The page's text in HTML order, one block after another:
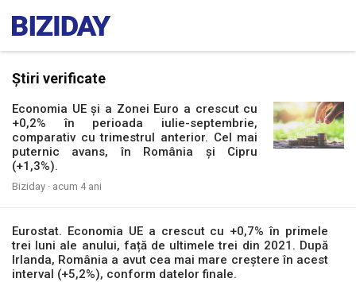
Știri verificate
Economia UE și a Zonei Euro a crescut cu
+0,2% în perioada iulie-septembrie,
comparativ cu trimestrul anterior. Cel mai
puternic avans, în România și Cipru
(+1,3%).
Biziday · acum 4 ani
Eurostat. Economia UE a crescut cu +0,7% în primele
trei luni ale anului, față de ultimele trei din 2021. După
Irlanda, România a avut cea mai mare creștere în acest
interval (+5,2%), conform datelor finale.